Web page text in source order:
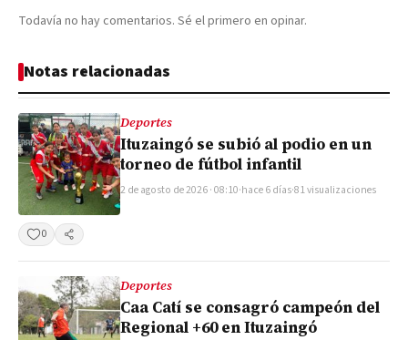
Todavía no hay comentarios. Sé el primero en opinar.
Notas relacionadas
Deportes
Ituzaingó se subió al podio en un
torneo de fútbol infantil
2 de agosto de 2026 · 08:10·hace 6 días·81 visualizaciones
0 Compartir
Deportes
Caa Catí se consagró campeón del
Regional +60 en Ituzaingó